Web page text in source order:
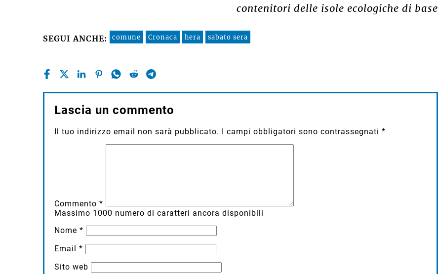
contenitori delle isole ecologiche di base
SEGUI ANCHE: comune Cronaca hera sabato sera
Lascia un commento
Il tuo indirizzo email non sarà pubblicato. I campi obbligatori sono contrassegnati *
Commento *
Massimo 1000 numero di caratteri ancora disponibili
Nome *
Email *
Sito web